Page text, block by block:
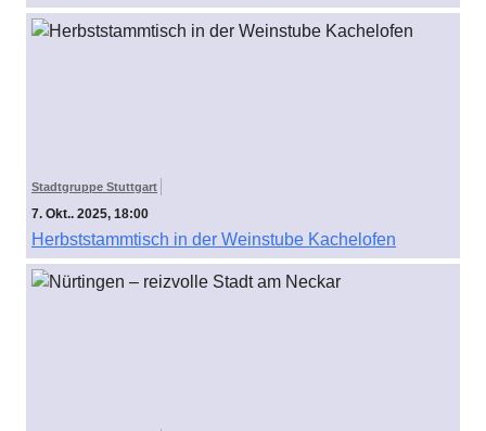
Stadtgruppe Stuttgart
7. Okt.. 2025, 18:00
Herbststammtisch in der Weinstube Kachelofen